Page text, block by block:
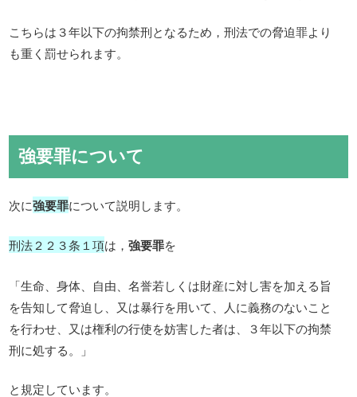
こちらは３年以下の拘禁刑となるため，刑法での脅迫罪より
も重く罰せられます。
強要罪について
次に強要罪について説明します。
刑法２２３条１項は，強要罪を
「生命、身体、自由、名誉若しくは財産に対し害を加える旨
を告知して脅迫し、又は暴行を用いて、人に義務のないこと
を行わせ、又は権利の行使を妨害した者は、３年以下の拘禁
刑に処する。」
と規定しています。